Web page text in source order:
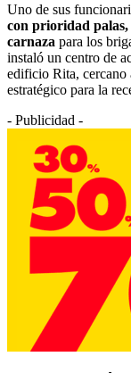
Uno de sus
con prioridad palas,
carnaza para los
instaló un centro de
edificio Rita, cercano
estratégico para la
- Publicidad -